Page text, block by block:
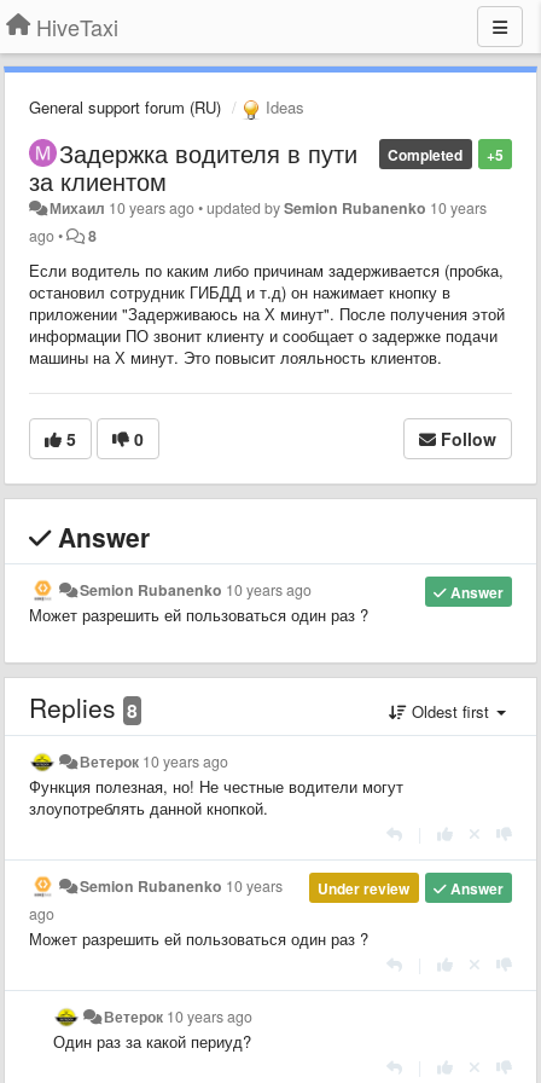
HiveTaxi
General support forum (RU) Ideas
+5
Completed
Задержка водителя в пути
за клиентом
Михаил 10 years ago•updated bySemion Rubanenko 10 years
ago• 8
Если водитель по каким либо причинам задерживается (пробка,
остановил сотрудник ГИБДД и т.д) он нажимает кнопку в
приложении "Задерживаюсь на Х минут". После получения этой
информации ПО звонит клиенту и сообщает о задержке подачи
машины на Х минут. Это повысит лояльность клиентов.
5 0 Follow
Answer
Answer
Semion Rubanenko 10 years ago
Может разрешить ей пользоваться один раз ?
Replies 8 Oldest first
Ветерок 10 years ago
Функция полезная, но! Не честные водители могут
злоупотреблять данной кнопкой.
Answer
Under review
Semion Rubanenko 10 years
ago
Может разрешить ей пользоваться один раз ?
Ветерок 10 years ago
Один раз за какой периуд?